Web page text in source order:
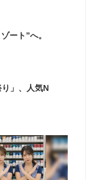
ート”へ。
り」、人気N